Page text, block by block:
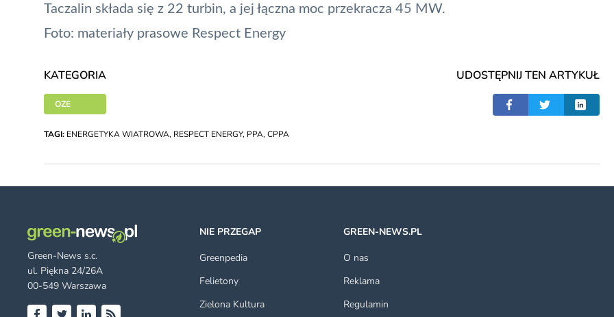
Taczalin składa się z 22 turbin, a jej łączna moc przekracza 45 MW.
Foto: materiały prasowe Respect Energy
KATEGORIA
OZE
UDOSTĘPNIJ TEN ARTYKUŁ
TAGI: ENERGETYKA WIATROWA, RESPECT ENERGY, PPA, CPPA
Green-News s.c.
ul. Piękna 24/26A
00-549 Warszawa
NIE PRZEGAP
Greenpedia
Felietony
Zielona Kultura
GREEN-NEWS.PL
O nas
Reklama
Regulamin